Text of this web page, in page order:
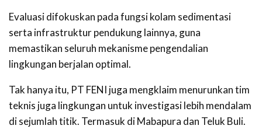
Evaluasi difokuskan pada fungsi kolam sedimentasi
serta infrastruktur pendukung lainnya, guna
memastikan seluruh mekanisme pengendalian
lingkungan berjalan optimal.
Tak hanya itu, PT FENI juga mengklaim menurunkan tim
teknis juga lingkungan untuk investigasi lebih mendalam
di sejumlah titik. Termasuk di Mabapura dan Teluk Buli.